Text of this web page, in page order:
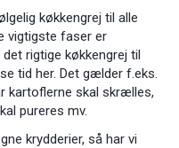
køkkengrej til alle
vigtigste faser er
rigtige køkkengrej til
tid her. Det gælder f.eks.
kartoflerne skal skrælles,
pureres mv.
krydderier, så har vi